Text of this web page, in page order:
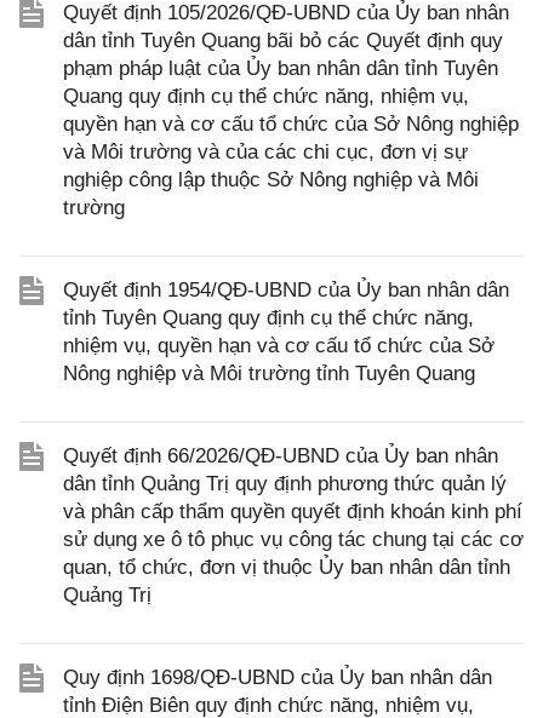
Quyết định 105/2026/QĐ-UBND của Ủy ban nhân
dân tỉnh Tuyên Quang bãi bỏ các Quyết định quy
phạm pháp luật của Ủy ban nhân dân tỉnh Tuyên
Quang quy định cụ thể chức năng, nhiệm vụ,
quyền hạn và cơ cấu tổ chức của Sở Nông nghiệp
và Môi trường và của các chi cục, đơn vị sự
nghiệp công lập thuộc Sở Nông nghiệp và Môi
trường
Quyết định 1954/QĐ-UBND của Ủy ban nhân dân
tỉnh Tuyên Quang quy định cụ thể chức năng,
nhiệm vụ, quyền hạn và cơ cấu tổ chức của Sở
Nông nghiệp và Môi trường tỉnh Tuyên Quang
Quyết định 66/2026/QĐ-UBND của Ủy ban nhân
dân tỉnh Quảng Trị quy định phương thức quản lý
và phân cấp thẩm quyền quyết định khoán kinh phí
sử dụng xe ô tô phục vụ công tác chung tại các cơ
quan, tổ chức, đơn vị thuộc Ủy ban nhân dân tỉnh
Quảng Trị
Quy định 1698/QĐ-UBND của Ủy ban nhân dân
tỉnh Điện Biên quy định chức năng, nhiệm vụ,